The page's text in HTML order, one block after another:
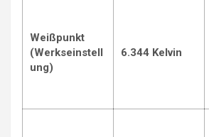
Weißpunkt
(Werkseinstell
ung)
6.344 Kelvin